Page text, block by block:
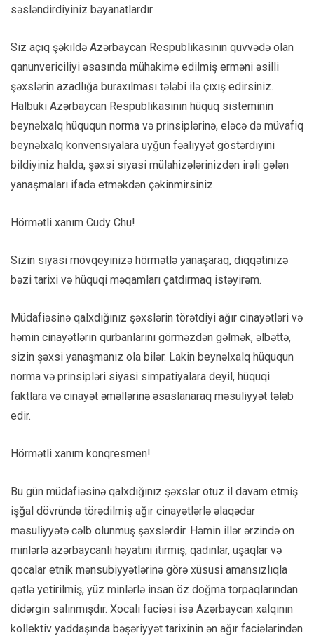
səsləndirdiyiniz bəyanatlardır.
Siz açıq şəkildə Azərbaycan Respublikasının qüvvədə olan
qanunvericiliyi əsasında mühakimə edilmiş erməni əsilli
şəxslərin azadlığa buraxılması tələbi ilə çıxış edirsiniz.
Halbuki Azərbaycan Respublikasının hüquq sisteminin
beynəlxalq hüququn norma və prinsiplərinə, eləcə də müvafiq
beynəlxalq konvensiyalara uyğun fəaliyyət göstərdiyini
bildiyiniz halda, şəxsi siyasi mülahizələrinizdən irəli gələn
yanaşmaları ifadə etməkdən çəkinmirsiniz.
Hörmətli xanım Cudy Chu!
Sizin siyasi mövqeyinizə hörmətlə yanaşaraq, diqqətinizə
bəzi tarixi və hüquqi məqamları çatdırmaq istəyirəm.
Müdafiəsinə qalxdığınız şəxslərin törətdiyi ağır cinayətləri və
həmin cinayətlərin qurbanlarını görməzdən gəlmək, əlbəttə,
sizin şəxsi yanaşmanız ola bilər. Lakin beynəlxalq hüququn
norma və prinsipləri siyasi simpatiyalara deyil, hüquqi
faktlara və cinayət əməllərinə əsaslanaraq məsuliyyət tələb
edir.
Hörmətli xanım konqresmen!
Bu gün müdafiəsinə qalxdığınız şəxslər otuz il davam etmiş
işğal dövründə törədilmiş ağır cinayətlərlə əlaqədar
məsuliyyətə cəlb olunmuş şəxslərdir. Həmin illər ərzində on
minlərlə azərbaycanlı həyatını itirmiş, qadınlar, uşaqlar və
qocalar etnik mənsubiyyətlərinə görə xüsusi amansızlıqla
qətlə yetirilmiş, yüz minlərlə insan öz doğma torpaqlarından
didərgin salınmışdır. Xocalı faciəsi isə Azərbaycan xalqının
kollektiv yaddaşında bəşəriyyət tarixinin ən ağır faciələrindən